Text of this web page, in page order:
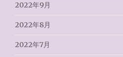
2022年9月
2022年8月
2022年7月